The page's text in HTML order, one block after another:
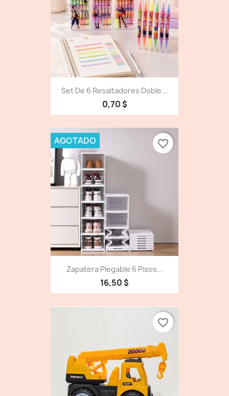
Set De 6 Resaltadores Doble...
0,70 $
Zapatera Plegable 6 Pisos...
16,50 $
AGOTADO favorite_border
favorite_border